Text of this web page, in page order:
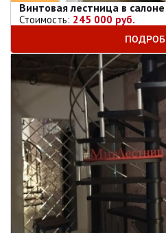
Винтовая лестница в
Стоимость: 245 000 руб.